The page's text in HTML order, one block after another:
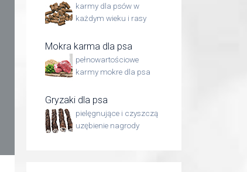
karmy dla psów w
każdym wieku i rasy
Mokra karma dla psa
pełnowartościowe
karmy mokre dla psa
Gryzaki dla psa
pielęgnujące i czyszczą
uzębienie nagrody